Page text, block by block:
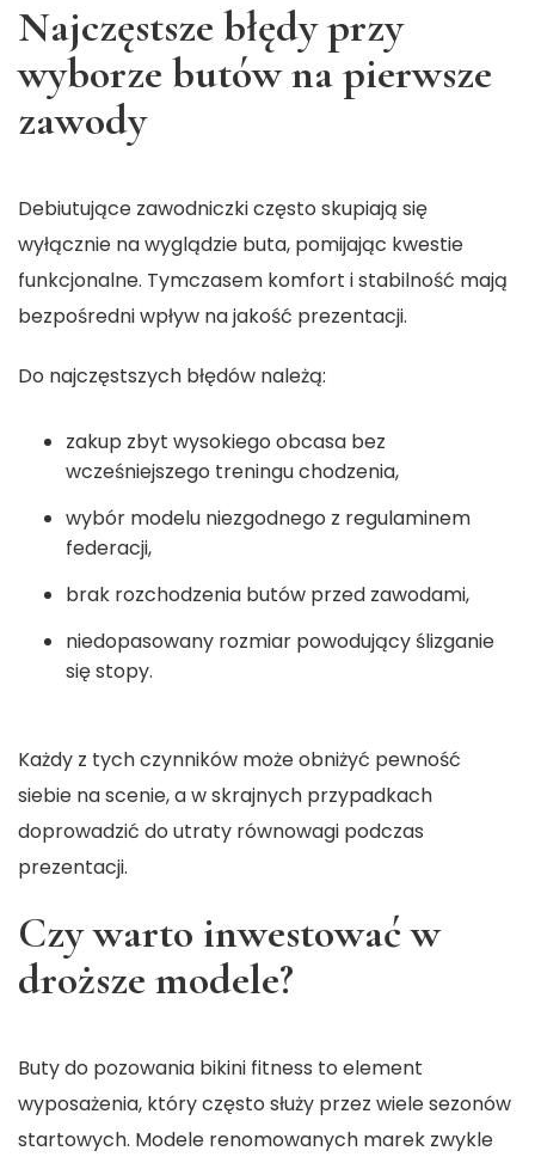
Najczęstsze błędy przy
wyborze butów na pierwsze
zawody
Debiutujące zawodniczki często skupiają się
wyłącznie na wyglądzie buta, pomijając kwestie
funkcjonalne. Tymczasem komfort i stabilność mają
bezpośredni wpływ na jakość prezentacji.
Do najczęstszych błędów należą:
zakup zbyt wysokiego obcasa bez
wcześniejszego treningu chodzenia,
wybór modelu niezgodnego z regulaminem
federacji,
brak rozchodzenia butów przed zawodami,
niedopasowany rozmiar powodujący ślizganie
się stopy.
Każdy z tych czynników może obniżyć pewność
siebie na scenie, a w skrajnych przypadkach
doprowadzić do utraty równowagi podczas
prezentacji.
Czy warto inwestować w
droższe modele?
Buty do pozowania bikini fitness to element
wyposażenia, który często służy przez wiele sezonów
startowych. Modele renomowanych marek zwykle